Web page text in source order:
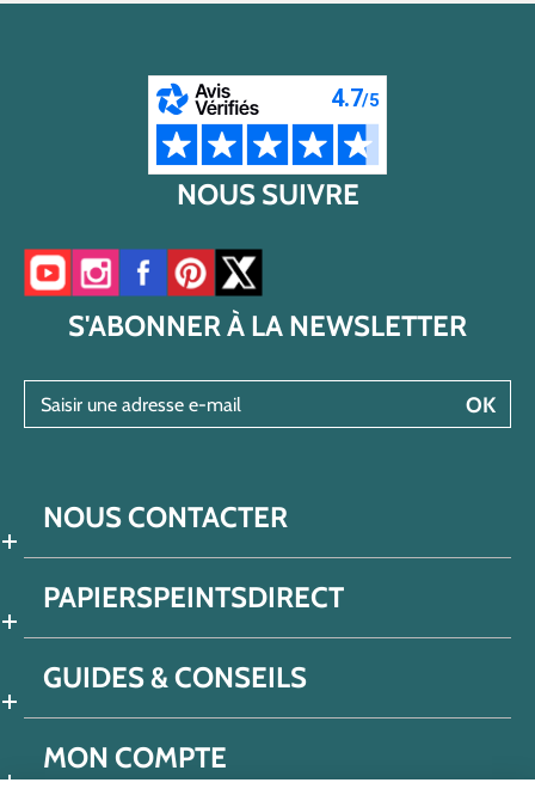
NOUS SUIVRE
Accéder à notre chaîne YouTube
Accéder à notre compte Instagram
Accéder à notre page Facebook
Accéder à notre compte Pinterest
Accéder à notre compte Twitter/X
S'ABONNER À LA NEWSLETTER
OK
NOUS CONTACTER
PAPIERSPEINTSDIRECT
GUIDES & CONSEILS
MON COMPTE